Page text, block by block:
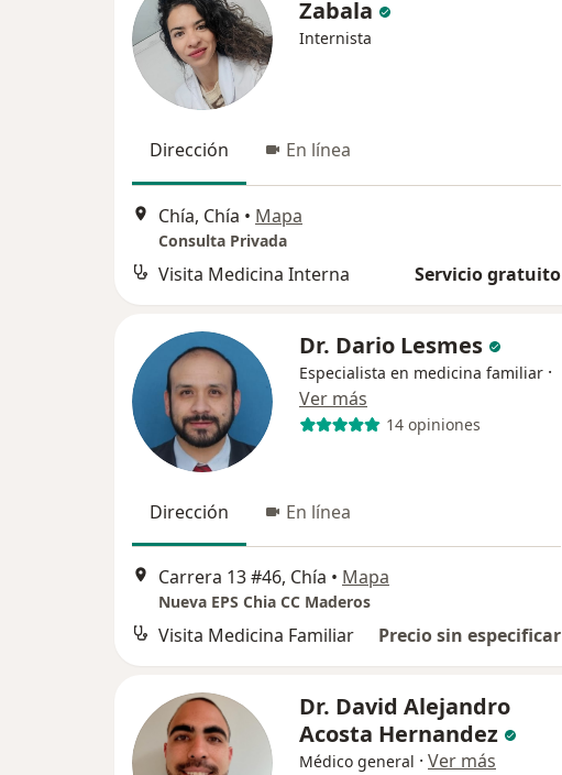
Zabala
Internista
Dirección En línea
Chía, Chía • Mapa
Consulta Privada
Visita Medicina Interna Servicio gratuito
Dr. Dario Lesmes
Especialista en medicina familiar ·
Ver más
14 opiniones
Dirección En línea
Carrera 13 #46, Chía • Mapa
Nueva EPS Chia CC Maderos
Visita Medicina Familiar Precio sin especificar
Dr. David Alejandro
Acosta Hernandez
Médico general · Ver más